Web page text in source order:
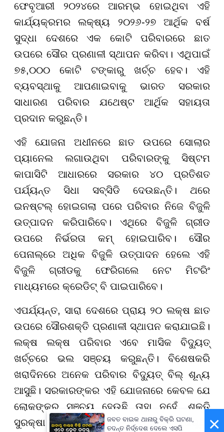
ଫେବୃଆରୀ ୨୦୨୪ରେ ଆରମ୍ଭ ହୋଇଥିବା ଏହି
କାର୍ଯ୍ୟକ୍ରମର ଲକ୍ଷ୍ୟ ୨୦୨୬-୨୭ ଆର୍ଥିକ ବର୍ଷ
ସୁଦ୍ଧା ଦେଶରେ ଏକ କୋଟି ପରିବାରରେ ଛାତ
ଉପରେ ସୌର ପ୍ରଣାଳୀ ସ୍ଥାପନ କରିବା। ଏଥିପାଇଁ
୭୫,୦୦୦ କୋଟି ଟଙ୍କାରୁ ଖର୍ଚ୍ଚ ହେବ। ଏହି
ବ୍ୟବସ୍ଥାକୁ ଆପଣାଇବାକୁ ଭାରତ ସରକାର
ସାଧାରଣ ପରିବାର ଯଥେଷ୍ଟ ଆର୍ଥିକ ସହାୟତା
ପ୍ରଦାନ କରୁଛନ୍ତି।
ଏହି ଯୋଜନା ଅଧୀନରେ ଛାତ ଉପରେ ସୋଲାର
ପ୍ୟାନେଲ ଲଗାଉଥିବା ପରିବାରଙ୍କୁ ସିଷ୍ଟମ
କାପାସିଟି ଆଧାରରେ ସରକାର ୪୦ ପ୍ରତିଶତ
ପର୍ଯ୍ୟନ୍ତ ସିଧା ସବ୍ସିଡି ଦେଉଛନ୍ତି। ଥରେ
ଇନଷ୍ଟଲ୍ ହୋଇଗଲା ପରେ ପରିବାର ନିଜେ ବିଜୁଳି
ଉତ୍ପାଦନ କରିପାରିବେ। ଏଥିରେ ବିଜୁଳି ଗ୍ରୀଡ
ଉପରେ ନିର୍ଭରତା କମ୍ ହୋଇପାରିବ। ସୌର
ପେନାଲ୍ରେ ଅଧିକ ବିଜୁଳି ଉତ୍ପାଦନ ହେଲେ ଏହି
ବିଜୁଳି ଗ୍ରୀଡକୁ ଫେରିଗଲେ ନେଟ ମିଟରିଂ
ମାଧ୍ୟମରେ କ୍ରେଡିଟ୍ ବି ପାଇପାରିବେ।
ଏପର୍ଯ୍ୟନ୍ତ, ସାରା ଦେଶରେ ପ୍ରାୟ ୨୦ ଲକ୍ଷ ଛାତ
ଉପରେ ସୌରଶକ୍ତି ପ୍ରଣାଳୀ ସ୍ଥାପନ କରାଯାଇଛି।
ଲକ୍ଷ ଲକ୍ଷ ପରିବାର ଏବେ ମାସିକ ବିଦ୍ୟୁତ୍
ଖର୍ଚ୍ଚରେ ଭଲ ସଞ୍ଚୟ କରୁଛନ୍ତି। ବିଶେଷକରି
ଖରାଦିନରେ ଅନେକ ପରିବାର ବିଦ୍ୟୁତ୍ ବିଲ୍ ଶୂନ୍ୟ
ଆସୁଛି। ସରକାରଙ୍କର ଏହି ଯୋଜନାରେ କେବଳ ଯେ
ଲୋକଙ୍କର ସଞ୍ଚୟ ହେଉଛି ତାହା ନୁହେଁ, ଶକ୍ତି
ସୁରକ୍ଷା ସହ ଅଙ୍ଗାରକାମ୍ଳ ନିର୍ଗମନ ହ୍ରାସ କରୁଛି। ×
ଜବତ ବାଇକ ଥାନାରୁ ବିକ୍ରି ଘଟଣା,
ତଦନ୍ତ ନିର୍ଦ୍ଦେଶ ଦେଲେ ଏସପି